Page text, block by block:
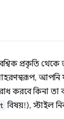
প্রকৃতি
আপনি
করবে কিনা তা
বিষয়!), স্টাইল